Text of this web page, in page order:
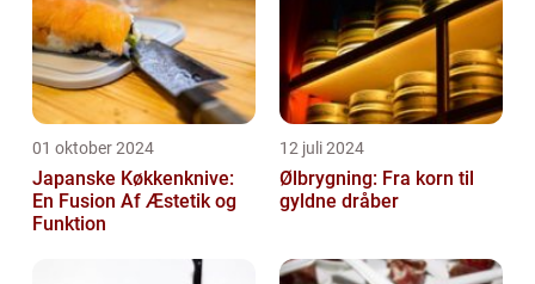
01 oktober 2024
Japanske Køkkenknive:
En Fusion Af Æstetik og
Funktion
12 juli 2024
Ølbrygning: Fra korn til
gyldne dråber